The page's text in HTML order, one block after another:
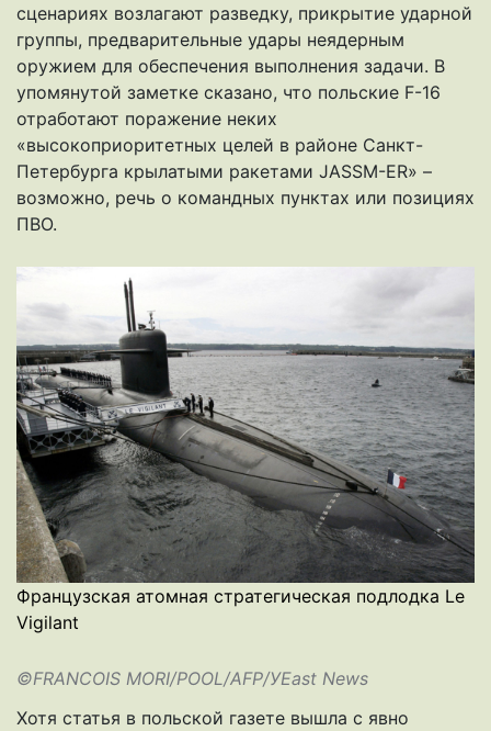
сценариях возлагают разведку, прикрытие ударной
группы, предварительные удары неядерным
оружием для обеспечения выполнения задачи. В
упомянутой заметке сказано, что польские F-16
отработают поражение неких
«высокоприоритетных целей в районе Санкт-
Петербурга крылатыми ракетами JASSM-ER» –
возможно, речь о командных пунктах или позициях
ПВО.
Французская атомная стратегическая подлодка Le
Vigilant
©FRANCOIS MORI/POOL/AFP/УEast News
Хотя статья в польской газете вышла с явно